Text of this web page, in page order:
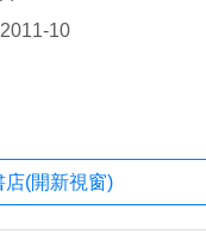
10
店(開新視窗)